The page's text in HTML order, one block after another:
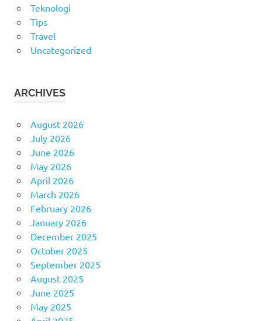
Teknologi
Tips
Travel
Uncategorized
ARCHIVES
August 2026
July 2026
June 2026
May 2026
April 2026
March 2026
February 2026
January 2026
December 2025
October 2025
September 2025
August 2025
June 2025
May 2025